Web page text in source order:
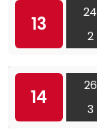
13
24
2
14
26
3